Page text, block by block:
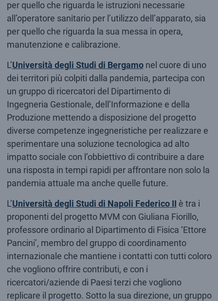
per quello che riguarda le istruzioni necessarie
all’operatore sanitario per l’utilizzo dell’apparato, sia
per quello che riguarda la sua messa in opera,
manutenzione e calibrazione.
L’Università degli Studi di Bergamonel cuore di uno
dei territori più colpiti dalla pandemia, partecipa con
un gruppo di ricercatori del Dipartimento di
Ingegneria Gestionale, dell’Informazione e della
Produzione mettendo a disposizione del progetto
diverse competenze ingegneristiche per realizzare e
sperimentare una soluzione tecnologica ad alto
impatto sociale con l’obbiettivo di contribuire a dare
una risposta in tempi rapidi per affrontare non solo la
pandemia attuale ma anche quelle future.
L’Università degli Studi di Napoli Federico II è tra i
proponenti del progetto MVM con Giuliana Fiorillo,
professore ordinario al Dipartimento di Fisica ‘Ettore
Pancini’, membro del gruppo di coordinamento
internazionale che mantiene i contatti con tutti coloro
che vogliono offrire contributi, e con i
ricercatori/aziende di Paesi terzi che vogliono
replicare il progetto. Sotto la sua direzione, un gruppo